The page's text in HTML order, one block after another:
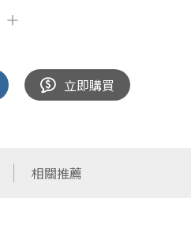
立即購買
相關推薦